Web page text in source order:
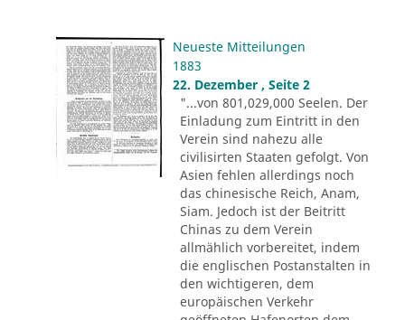
Neueste Mitteilungen
1883
22. Dezember , Seite 2
"...von 801,029,000 Seelen. Der
Einladung zum Eintritt in den
Verein sind nahezu alle
civilisirten Staaten gefolgt. Von
Asien fehlen allerdings noch
das chinesische Reich, Anam,
Siam. Jedoch ist der Beitritt
Chinas zu dem Verein
allmählich vorbereitet, indem
die englischen Postanstalten in
den wichtigeren, dem
europäischen Verkehr